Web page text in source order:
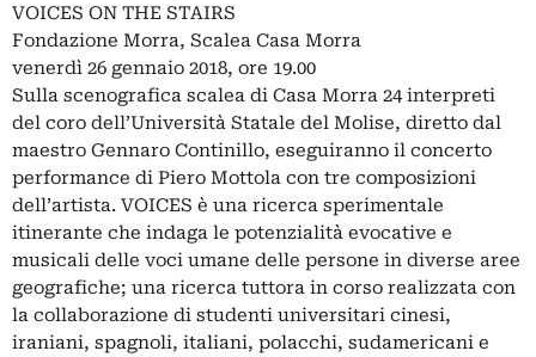
VOICES ON THE STAIRS
Fondazione Morra, Scalea Casa Morra
venerdì 26 gennaio 2018, ore 19.00
Sulla scenografica scalea di Casa Morra 24 interpreti
del coro dell’Università Statale del Molise, diretto dal
maestro Gennaro Continillo, eseguiranno il concerto
performance di Piero Mottola con tre composizioni
dell’artista. VOICES è una ricerca sperimentale
itinerante che indaga le potenzialità evocative e
musicali delle voci umane delle persone in diverse aree
geografiche; una ricerca tuttora in corso realizzata con
la collaborazione di studenti universitari cinesi,
iraniani, spagnoli, italiani, polacchi, sudamericani e